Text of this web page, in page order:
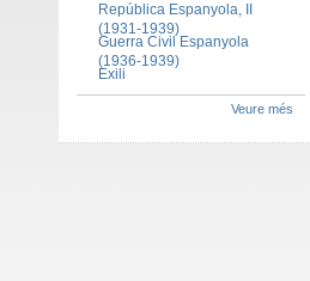
República Espanyola, II
(1931-1939)
Guerra Civil Espanyola
(1936-1939)
Exili
Veure més